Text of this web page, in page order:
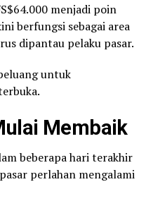
menjadi poin
berfungsi sebagai area
dipantau pelaku pasar.
untuk
Membaik
beberapa hari terakhir
perlahan mengalami